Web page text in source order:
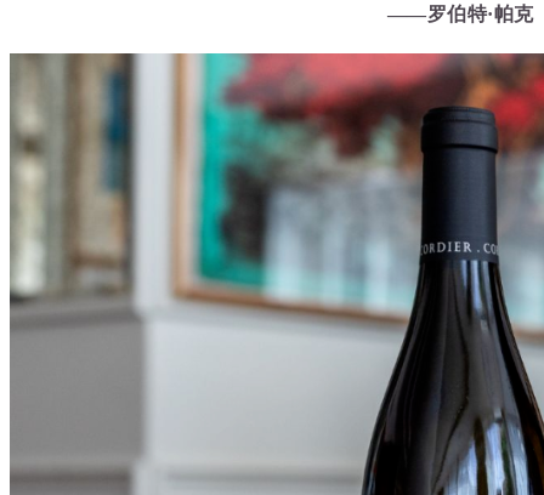
——罗伯特·帕克